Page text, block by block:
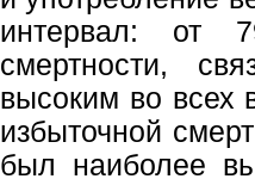
интервал: от
смертности,
высоким во всех
избыточной
был наиболее